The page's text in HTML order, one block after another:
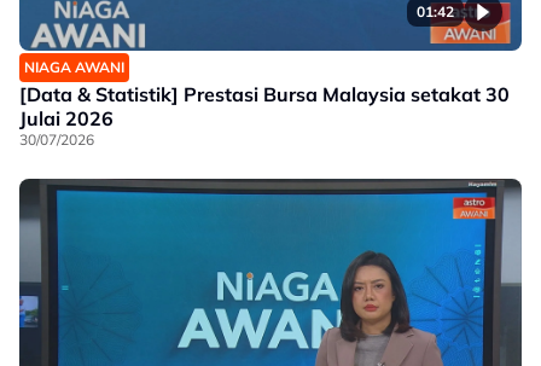
01:42
NIAGA AWANI
[Data & Statistik] Prestasi Bursa Malaysia setakat 30
Julai 2026
30/07/2026